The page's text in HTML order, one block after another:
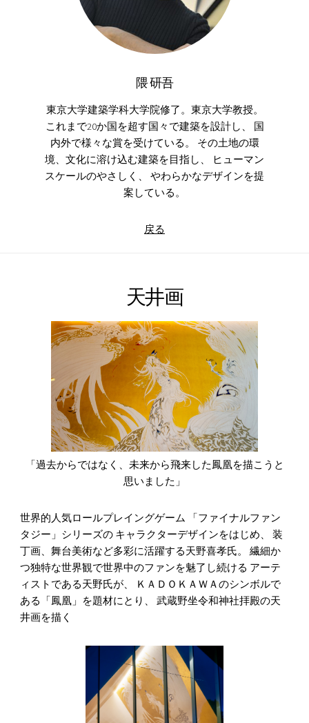
隈 研吾
東京大学建築学科大学院修了。東京大学教授。
これまで20か国を超す国々で建築を設計し、 国
内外で様々な賞を受けている。 その土地の環
境、文化に溶け込む建築を目指し、 ヒューマン
スケールのやさしく、 やわらかなデザインを提
案している。
戻る
天井画
「過去からではなく、未来から飛来した鳳凰を描こうと
思いました」
世界的人気ロールプレイングゲーム 「ファイナルファン
タジー」シリーズの キャラクターデザインをはじめ、 装
丁画、舞台美術など多彩に活躍する天野喜孝氏。 繊細か
つ独特な世界観で世界中のファンを魅了し続ける アーテ
ィストである天野氏が、 ＫＡＤＯＫＡＷＡのシンボルで
ある「鳳凰」を題材にとり、 武蔵野坐令和神社拝殿の天
井画を描く